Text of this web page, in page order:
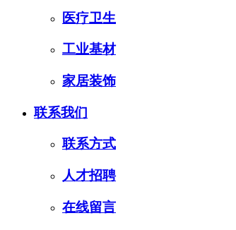
医疗卫生
工业基材
家居装饰
联系我们
联系方式
人才招聘
在线留言